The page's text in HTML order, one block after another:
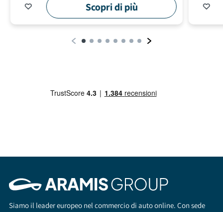
Scopri di più
Siamo il leader europeo nel commercio di auto online. Con sede